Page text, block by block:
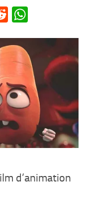
Reddit
d’animation